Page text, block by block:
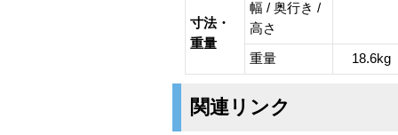
寸法・
重量
幅 / 奥行き /
高さ
重量 18.6kg
関連リンク